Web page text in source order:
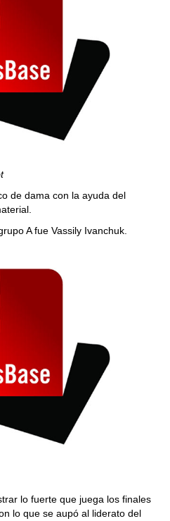
de dama con la ayuda del
A fue Vassily Ivanchuk.
lo fuerte que juega los finales
lo que se aupó al liderato del